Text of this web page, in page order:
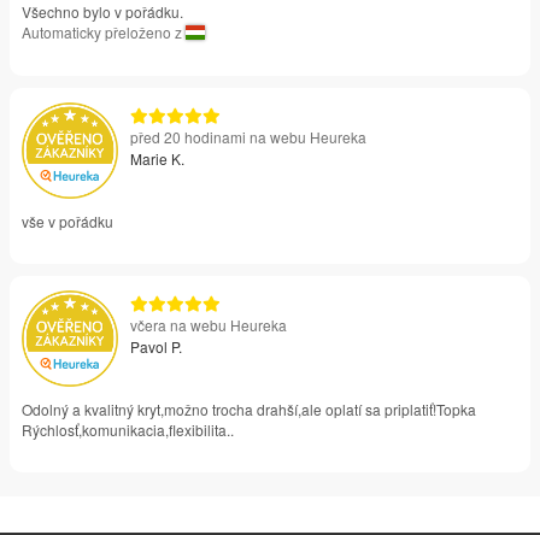
Všechno bylo v pořádku.
Automaticky přeloženo z
před 20 hodinami na webu Heureka
Marie K.
vše v pořádku
včera na webu Heureka
Pavol P.
Odolný a kvalitný kryt,možno trocha drahší,ale oplatí sa priplatiť!Topka
Rýchlosť,komunikacia,flexibilita..